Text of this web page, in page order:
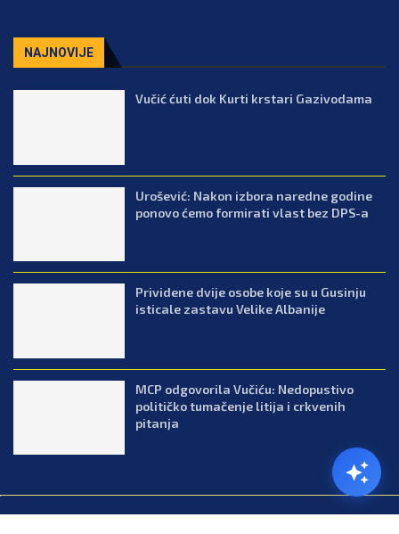
NAJNOVIJE
Vučić ćuti dok Kurti krstari Gazivodama
Urošević: Nakon izbora naredne godine
ponovo ćemo formirati vlast bez DPS-a
Prividene dvije osobe koje su u Gusinju
isticale zastavu Velike Albanije
MCP odgovorila Vučiću: Nedopustivo
političko tumačenje litija i crkvenih
pitanja